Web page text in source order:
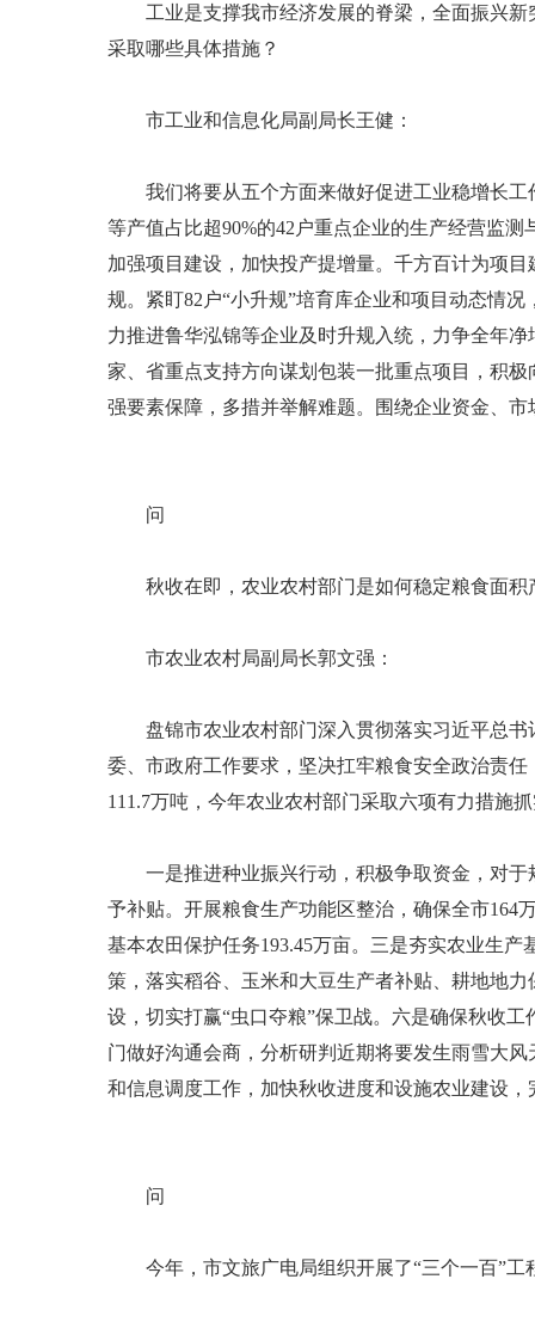
工业是支撑我市经济发展的脊梁，全面振兴新
采取哪些具体措施？
市工业和信息化局副局长王健：
我们将要从五个方面来做好促进工业稳增长工
等产值占比超90%的42户重点企业的生产经营监
加强项目建设，加快投产提增量。千方百计为项
规。紧盯82户“小升规”培育库企业和项目动态情
力推进鲁华泓锦等企业及时升规入统，力争全年
家、省重点支持方向谋划包装一批重点项目，积
强要素保障，多措并举解难题。围绕企业资金、
问
秋收在即，农业农村部门是如何稳定粮食面积
市农业农村局副局长郭文强：
盘锦市农业农村部门深入贯彻落实习近平总书
委、市政府工作要求，坚决扛牢粮食安全政治责
111.7万吨，今年农业农村部门采取六项有力措施
一是推进种业振兴行动，积极争取资金，对于
予补贴。开展粮食生产功能区整治，确保全市164
基本农田保护任务193.45万亩。三是夯实农业生
策，落实稻谷、玉米和大豆生产者补贴、耕地地
设，切实打赢“虫口夺粮”保卫战。六是确保秋收
门做好沟通会商，分析研判近期将要发生雨雪大
和信息调度工作，加快秋收进度和设施农业建设，
问
今年，市文旅广电局组织开展了“三个一百”工